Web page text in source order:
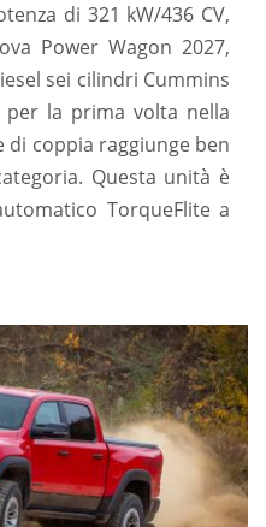
di 321 kW/436 CV,
Power Wagon 2027,
sei cilindri Cummins
per la prima volta nella
coppia raggiunge ben
Questa unità è
TorqueFlite a